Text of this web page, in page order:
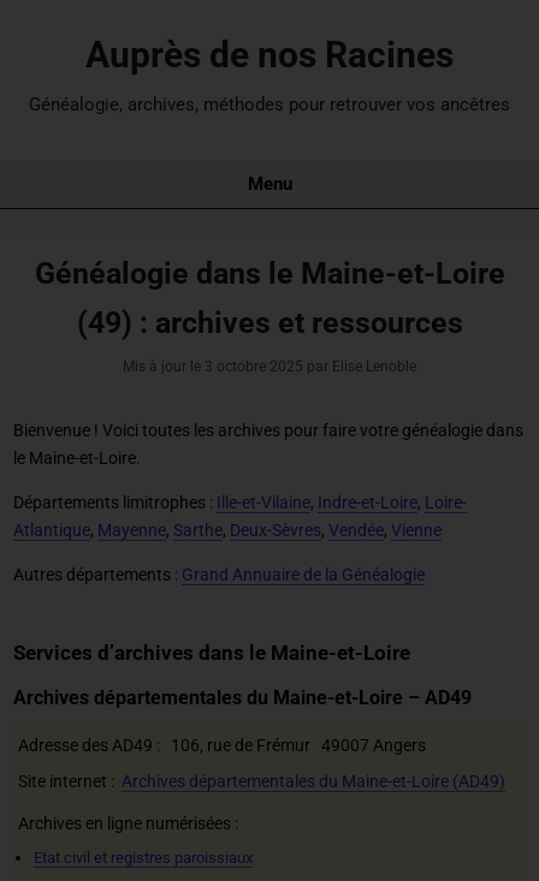
Auprès de nos Racines
Généalogie, archives, méthodes pour retrouver vos ancêtres
Menu
Généalogie dans le Maine-et-Loire
(49) : archives et ressources
Mis à jour le 3 octobre 2025 par Elise Lenoble
Bienvenue ! Voici toutes les archives pourfaire votre généalogie dans
le Maine-et-Loire.
Départements limitrophes : Ille-et-Vilaine, Indre-et-Loire, Loire-
Atlantique, Mayenne, Sarthe, Deux-Sèvres, Vendée, Vienne
Autres départements : Grand Annuaire de la Généalogie
Services d’archives dans le Maine-et-Loire
Archives départementales du Maine-et-Loire – AD49
Adresse des AD49 : 106, rue de Frémur 49007 Angers
Site internet :Archives départementales du Maine-et-Loire (AD49)
Archives en ligne numérisées :
Etat civil et registres paroissiaux